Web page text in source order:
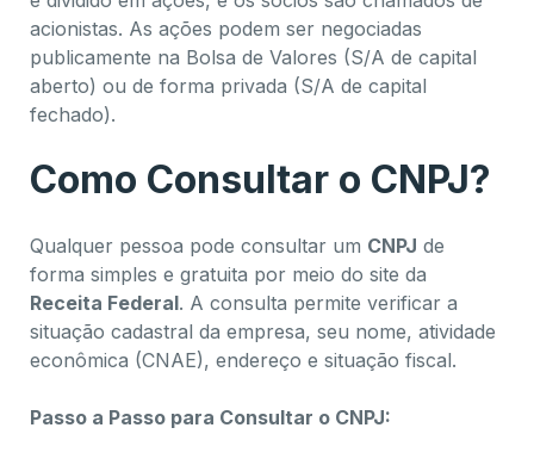
acionistas. As ações podem ser negociadas
publicamente na Bolsa de Valores (S/A de capital
aberto) ou de forma privada (S/A de capital
fechado).
Como Consultar o CNPJ?
Qualquer pessoa pode consultar um CNPJ de
forma simples e gratuita por meio do site da
Receita Federal. A consulta permite verificar a
situação cadastral da empresa, seu nome, atividade
econômica (CNAE), endereço e situação fiscal.
Passo a Passo para Consultar o CNPJ: